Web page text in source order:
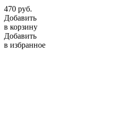
470 руб.
Добавить
в корзину
Добавить
в избранное